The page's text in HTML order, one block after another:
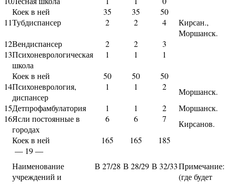
Коек в ней
35 35
50
11Тубдиспансер 2 2 4
Кирсан.,
Моршанск.
12Вендиспансер 2 2
3
13Психоневрологическая
школа
1 1
1
Коек в ней
50 50
50
14Психоневрология,
диспансер
1 1 2
Моршанск.
15Детпрофамбулатория 1 1 2
Моршанск.
16Ясли постоянные в
городах
6 6 7
Кирсанов.
Коек в ней
165 165
185
— 19 —
Наименование
учреждений и
В 27/28 В 28/29 В 32/33Примечание:
(где будет